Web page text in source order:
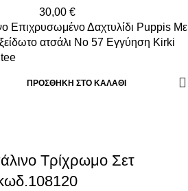
30,00€
Επιχρυσωμένο Δαχτυλίδι Puppis Με
ατσάλι Νο 57 Εγγύηση Kirki
ΠΡΟΣΘΉΚΗ ΣΤΟ ΚΑΛΆΘΙ
Τρίχρωμο Σετ